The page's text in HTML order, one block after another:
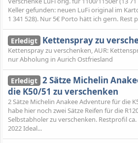
Keller gefunden: neuen LuFi original im
1 341 528). Nur 5€ Porto hätt ich gern. Rest
Erledigt Kettenspray zu
Kettenspray zu verschenken, AUR:
nur Abholung in Aurich Ostfriesland
Erledigt 2 Sätze Michelin
die K50/51 zu verschenken
2 Sätze Michelin Anakee Adventure für die
habe hier noch zwei Sätze Reifen für die
Selbstabholer zu verschenken. Restprofil ca.
2022 Ideal...